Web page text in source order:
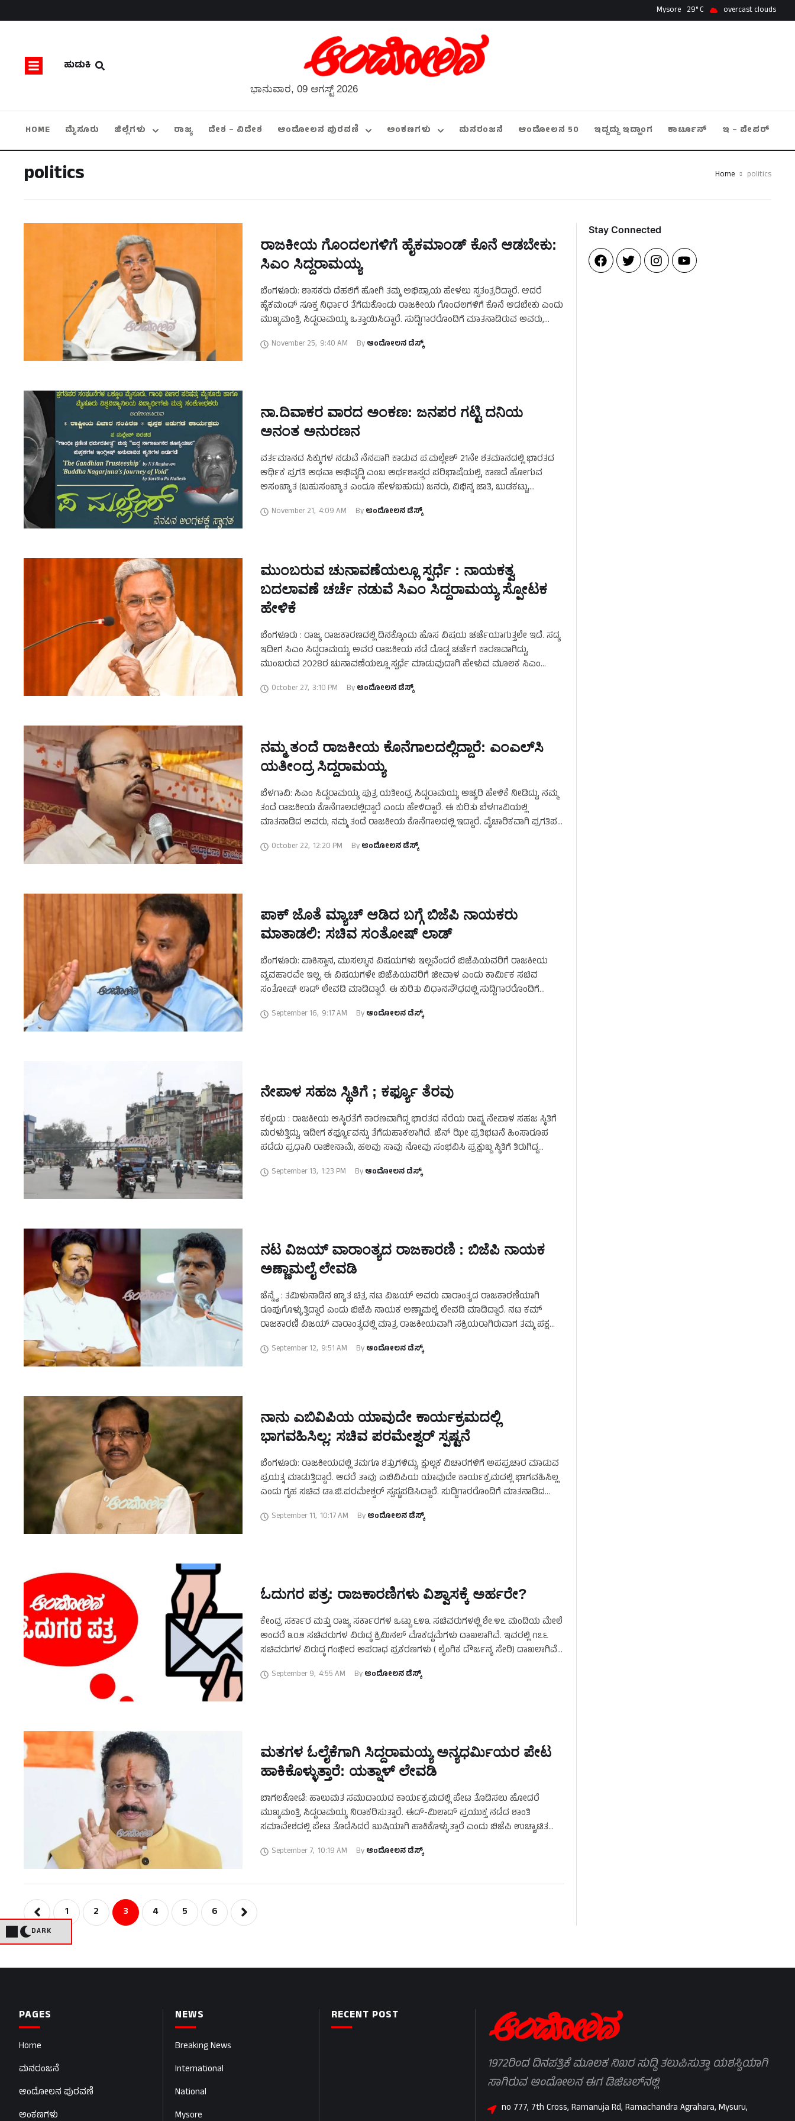
Mysore 29 overcast clouds
ಹುಡುಕಿ
ಭಾನುವಾರ, 09 ಆಗಸ್ಟ್ 2026
DARK
HOME ಮೈಸೂರು ಜಿಲ್ಲೆಗಳು ರಾಜ್ಯ ದೇಶ – ವಿದೇಶ ಆಂದೋಲನ ಪುರವಣಿ ಅಂಕಣಗಳು ಮನರಂಜನೆ ಆಂದೋಲನ 50 ಇದ್ದದ್ದು ಇದ್ಹಾಂಗ ಕಾರ್ಟೂನ್ ಇ – ಪೇಪರ್
politics Home politics
ರಾಜಕೀಯ ಗೊಂದಲಗಳಿಗೆ ಹೈಕಮಾಂಡ್‌ ಕೊನೆ ಆಡಬೇಕು:
ಸಿಎಂ ಸಿದ್ದರಾಮಯ್ಯ
ಬೆಂಗಳೂರು: ಶಾಸಕರು ದೆಹಲಿಗೆ ಹೋಗಿ ತಮ್ಮ ಅಭಿಪ್ರಾಯ ಹೇಳಲು ಸ್ವತಂತ್ರರಿದ್ದಾರೆ. ಆದರೆ
ಹೈಕಮಂಡ್‌ ಸೂಕ್ತ ನಿರ್ಧಾರ ತೆಗೆದುಕೊಂಡು ರಾಜಕೀಯ ಗೊಂದಲಗಳಿಗೆ ಕೊನೆ ಆಡಬೇಕು ಎಂದು
ಮುಖ್ಯಮಂತ್ರಿ ಸಿದ್ದರಾಮಯ್ಯ ಒತ್ತಾಯಿಸಿದ್ದಾರೆ. ಸುದ್ದಿಗಾರರೊಂದಿಗೆ ಮಾತನಾಡಿರುವ ಅವರು,
November 25, 9:40 AM By ಆಂದೋಲನ ಡೆಸ್ಕ್
ನಾ.ದಿವಾಕರ ವಾರದ ಅಂಕಣ: ಜನಪರ ಗಟ್ಟಿ ದನಿಯ
ಅನಂತ ಅನುರಣನ
ವರ್ತಮಾನದ ಸಿಕ್ಕುಗಳ ನಡುವೆ ನೆನಪಾಗಿ ಕಾಡುವ ಪ.ಮಲ್ಲೇಶ್ 21ನೇ ಶತಮಾನದಲ್ಲಿ ಭಾರತದ
ಆರ್ಥಿಕ ಪ್ರಗತಿ ಅಥವಾ ಅಭಿವೃದ್ಧಿ ಎಂಬ ಅರ್ಥಶಾಸ್ತ್ರದ ಪರಿಭಾಷೆಯಲ್ಲಿ, ಕಾಣದೆ ಹೋಗುವ
ಅಸಂಖ್ಯಾತ (ಬಹುಸಂಖ್ಯಾತ ಎಂದೂ ಹೇಳಬಹುದು) ಜನರು, ವಿಭಿನ್ನ ಜಾತಿ, ಬುಡಕಟ್ಟು,
November 21, 4:09 AM By ಆಂದೋಲನ ಡೆಸ್ಕ್
ಮುಂಬರುವ ಚುನಾವಣೆಯಲ್ಲೂ ಸ್ಪರ್ಧೆ : ನಾಯಕತ್ವ
ಬದಲಾವಣೆ ಚರ್ಚೆ ನಡುವೆ ಸಿಎಂ ಸಿದ್ದರಾಮಯ್ಯ ಸ್ಪೋಟಕ
ಹೇಳಿಕೆ
ಬೆಂಗಳೂರು : ರಾಜ್ಯ ರಾಜಕಾರಣದಲ್ಲಿ ದಿನಕ್ಕೊಂದು ಹೊಸ ವಿಷಯ ಚರ್ಚೆಯಾಗುತ್ತಲೇ ಇದೆ. ಸದ್ಯ
ಇದೀಗ ಸಿಎಂ ಸಿದ್ದರಾಮಯ್ಯ ಅವರ ರಾಜಕೀಯ ನಡೆ ದೊಡ್ಡ ಚರ್ಚೆಗೆ ಕಾರಣವಾಗಿದ್ದು,
ಮುಂಬರುವ 2028ರ ಚುನಾವಣೆಯಲ್ಲೂ ಸ್ಪರ್ಧೆ ಮಾಡುವುದಾಗಿ ಹೇಳುವ ಮೂಲಕ ಸಿಎಂ
October 27, 3:10 PM By ಆಂದೋಲನ ಡೆಸ್ಕ್
ನಮ್ಮ ತಂದೆ ರಾಜಕೀಯ ಕೊನೆಗಾಲದಲ್ಲಿದ್ದಾರೆ: ಎಂಎಲ್‌ಸಿ
ಯತೀಂದ್ರ ಸಿದ್ದರಾಮಯ್ಯ
ಬೆಳಗಾವಿ: ಸಿಎಂ ಸಿದ್ದರಾಮಯ್ಯ ಪುತ್ರ ಯತೀಂದ್ರ ಸಿದ್ದರಾಮಯ್ಯ ಅಚ್ಚರಿ ಹೇಳಿಕೆ ನೀಡಿದ್ದು, ನಮ್ಮ
ತಂದೆ ರಾಜಕೀಯ ಕೊನೆಗಾಲದಲ್ಲಿದ್ದಾರೆ ಎಂದು ಹೇಳಿದ್ದಾರೆ. ಈ ಕುರಿತು ಬೆಳಗಾವಿಯಲ್ಲಿ
ಮಾತನಾಡಿದ ಅವರು, ನಮ್ಮ ತಂದೆ ರಾಜಕೀಯ ಕೊನೆಗಾಲದಲ್ಲಿ ಇದ್ದಾರೆ. ವೈಚಾರಿಕವಾಗಿ ಪ್ರಗತಿಪರ
October 22, 12:20 PM By ಆಂದೋಲನ ಡೆಸ್ಕ್
ಪಾಕ್‌ ಜೊತೆ ಮ್ಯಾಚ್‌ ಆಡಿದ ಬಗ್ಗೆ ಬಿಜೆಪಿ ನಾಯಕರು
ಮಾತಾಡಲಿ: ಸಚಿವ ಸಂತೋಷ್‌ ಲಾಡ್‌
ಬೆಂಗಳೂರು: ಪಾಕಿಸ್ತಾನ, ಮುಸಲ್ಮಾನ ವಿಷಯಗಳು ಇಲ್ಲವೆಂದರೆ ಬಿಜೆಪಿಯವರಿಗೆ ರಾಜಕೀಯ
ವ್ಯವಹಾರವೇ ಇಲ್ಲ. ಈ ವಿಷಯಗಳೇ ಬಿಜೆಪಿಯವರಿಗೆ ಜೀವಾಳ ಎಂದು ಕಾರ್ಮಿಕ ಸಚಿವ
ಸಂತೋಷ್‌ ಲಾಡ್‌ ಲೇವಡಿ ಮಾಡಿದ್ದಾರೆ. ಈ ಕುರಿತು ವಿಧಾನಸೌಧದಲ್ಲಿ ಸುದ್ದಿಗಾರರೊಂದಿಗೆ
September 16, 9:17 AM By ಆಂದೋಲನ ಡೆಸ್ಕ್
ನೇಪಾಳ ಸಹಜ ಸ್ಥಿತಿಗೆ ; ಕರ್ಫ್ಯೂ ತೆರವು
ಕಠ್ಮಂಡು : ರಾಜಕೀಯ ಆಸ್ಥಿರತೆಗೆ ಕಾರಣವಾಗಿದ್ದ ಭಾರತದ ನೆರೆಯ ರಾಷ್ಟ್ರ ನೇಪಾಳ ಸಹಜ ಸ್ಥಿತಿಗೆ
ಮರಳುತ್ತಿದ್ದು, ಇದೀಗ ಕರ್ಫ್ಯೂವನ್ನು ತೆಗೆದುಹಾಕಲಾಗಿದೆ. ಜೆನ್ ಝೀ ಪ್ರತಿಭಟನೆ ಹಿಂಸಾರೂಪ
ಪಡೆದು ಪ್ರಧಾನಿ ರಾಜೀನಾಮೆ, ಹಲವು ಸಾವು ನೋವು ಸಂಭವಿಸಿ ಪ್ರಕ್ಷುಬ್ದ ಸ್ಥಿತಿಗೆ ತಿರುಗಿದ್ದ
September 13, 1:23 PM By ಆಂದೋಲನ ಡೆಸ್ಕ್
ನಟ ವಿಜಯ್‌ ವಾರಾಂತ್ಯದ ರಾಜಕಾರಣಿ : ಬಿಜೆಪಿ ನಾಯಕ
ಅಣ್ಣಾಮಲೈ ಲೇವಡಿ
ಚೆನ್ನೈ : ತಮಿಳುನಾಡಿನ ಖ್ಯಾತ ಚಿತ್ರ ನಟ ವಿಜಯ್ ಅವರು ವಾರಾಂತ್ಯದ ರಾಜಕಾರಣಿಯಾಗಿ
ರೂಪುಗೊಳ್ಳುತ್ತಿದ್ದಾರೆ ಎಂದು ಬಿಜೆಪಿ ನಾಯಕ ಅಣ್ಣಾಮಲೈ ಲೇವಡಿ ಮಾಡಿದ್ದಾರೆ. ನಟ ಕಮ್
ರಾಜಕಾರಣಿ ವಿಜಯ್ ವಾರಾಂತ್ಯದಲ್ಲಿ ಮಾತ್ರ ರಾಜಕೀಯವಾಗಿ ಸಕ್ರಿಯರಾಗಿರುವಾಗ ತಮ್ಮ ಪಕ್ಷ
September 12, 9:51 AM By ಆಂದೋಲನ ಡೆಸ್ಕ್
ನಾನು ಎಬಿವಿಪಿಯ ಯಾವುದೇ ಕಾರ್ಯಕ್ರಮದಲ್ಲಿ
ಭಾಗವಹಿಸಿಲ್ಲ: ಸಚಿವ ಪರಮೇಶ್ವರ್‌ ಸ್ಪಷ್ಟನೆ
ಬೆಂಗಳೂರು: ರಾಜಕೀಯದಲ್ಲಿ ತಮಗೂ ಶತ್ರುಗಳಿದ್ದು, ಕ್ಷುಲ್ಲಕ ವಿಚಾರಗಳಿಗೆ ಅಪಪ್ರಚಾರ ಮಾಡುವ
ಪ್ರಯತ್ನ ಮಾಡುತ್ತಿದ್ದಾರೆ. ಆದರೆ ತಾವು ಎಬಿವಿಪಿಯ ಯಾವುದೇ ಕಾರ್ಯಕ್ರಮದಲ್ಲಿ ಭಾಗವಹಿಸಿಲ್ಲ
ಎಂದು ಗೃಹ ಸಚಿವ ಡಾ.ಜಿ.ಪರಮೇಶ್ವರ್ ಸ್ಪಷ್ಟಪಡಿಸಿದ್ದಾರೆ. ಸುದ್ದಿಗಾರರೊಂದಿಗೆ ಮಾತನಾಡಿದ
September 11, 10:17 AM By ಆಂದೋಲನ ಡೆಸ್ಕ್
ಓದುಗರ ಪತ್ರ: ರಾಜಕಾರಣಿಗಳು ವಿಶ್ವಾಸಕ್ಕೆ ಅರ್ಹರೇ?
ಕೇಂದ್ರ ಸರ್ಕಾರ ಮತ್ತು ರಾಜ್ಯ ಸರ್ಕಾರಗಳ ಒಟ್ಟು ೬೪೩ ಸಚಿವರುಗಳಲ್ಲಿ ಶೇ.೪೭ ಮಂದಿಯ ಮೇಲೆ
ಅಂದರೆ ೩೦೨ ಸಚಿವರುಗಳ ವಿರುದ್ಧ ಕ್ರಿಮಿನಲ್ ಮೊಕದ್ದಮೆಗಳು ದಾಖಲಾಗಿವೆ. ಇವರಲ್ಲಿ ೧೭೬
ಸಚಿವರುಗಳ ವಿರುದ್ಧ ಗಂಭೀರ ಅಪರಾಧ ಪ್ರಕರಣಗಳು ( ಲೈಂಗಿಕ ದೌರ್ಜನ್ಯ ಸೇರಿ) ದಾಖಲಾಗಿವೆ
September 9, 4:55 AM By ಆಂದೋಲನ ಡೆಸ್ಕ್
ಮತಗಳ ಓಲೈಕೆಗಾಗಿ ಸಿದ್ದರಾಮಯ್ಯ ಅನ್ಯಧರ್ಮಿಯರ ಪೇಟ
ಹಾಕಿಕೊಳ್ಳುತ್ತಾರೆ: ಯತ್ನಾಳ್‌ ಲೇವಡಿ
ಬಾಗಲಕೋಟೆ: ಹಾಲುಮತ ಸಮುದಾಯದ ಕಾರ್ಯಕ್ರಮದಲ್ಲಿ ಪೇಟ ತೊಡಿಸಲು ಹೋದರೆ
ಮುಖ್ಯಮಂತ್ರಿ ಸಿದ್ದರಾಮಯ್ಯ ನಿರಾಕರಿಸುತ್ತಾರೆ. ಈದ್-ಮಿಲಾದ್ ಪ್ರಯುಕ್ತ ನಡೆದ ಶಾಂತಿ
ಸಮಾವೇಶದಲ್ಲಿ ಪೇಟ ತೊಡೆಸಿದರೆ ಖುಷಿಯಾಗಿ ಹಾಕಿಕೊಳ್ಳುತ್ತಾರೆ ಎಂದು ಬಿಜೆಪಿ ಉಚ್ಚಾಟಿತ
September 7, 10:19 AM By ಆಂದೋಲನ ಡೆಸ್ಕ್
1 2 3 4 5 6
Stay Connected​
PAGES
Home
ಮನರಂಜನೆ
ಆಂದೋಲನ ಪುರವಣಿ
ಅಂಕಣಗಳು
NEWS
Breaking News
International
National
Mysore
RECENT POST
1972ರಿಂದ ದಿನಪತ್ರಿಕೆ ಮೂಲಕ ನಿಖರ ಸುದ್ದಿ ತಲುಪಿಸುತ್ತಾ ಯಶಸ್ವಿಯಾಗಿ
ಸಾಗಿರುವ ಆಂದೋಲನ ಈಗ ಡಿಜಿಟಲ್‌ನಲ್ಲಿ
no 777, 7th Cross, Ramanuja Rd, Ramachandra Agrahara, Mysuru,